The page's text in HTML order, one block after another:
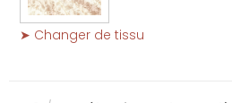
➤ Changer de tissu